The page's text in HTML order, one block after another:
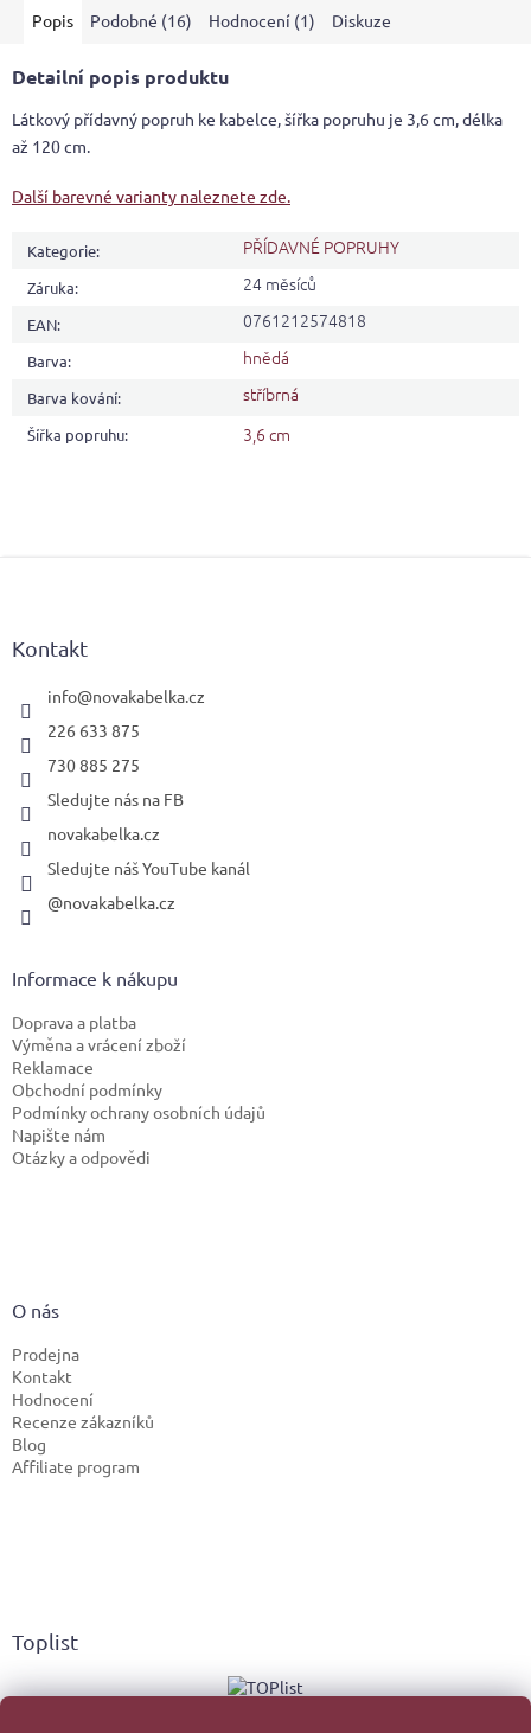
hvězdiček.
Popis Podobné (16) Hodnocení (1) Diskuze
Detailní popis produktu
Látkový přídavný popruh ke kabelce, šířka popruhu je 3,6 cm, délka
až 120 cm.
Další barevné varianty naleznete zde.
Kategorie: PŘÍDAVNÉ POPRUHY
Záruka: 24 měsíců
EAN: 0761212574818
Barva: hnědá
Barva kování: stříbrná
Šířka popruhu: 3,6 cm
Kontakt
info@novakabelka.cz
226 633 875
730 885 275
Sledujte nás na FB
novakabelka.cz
Sledujte náš YouTube kanál
@novakabelka.cz
Informace k nákupu
Doprava a platba
Výměna a vrácení zboží
Reklamace
Obchodní podmínky
Podmínky ochrany osobních údajů
Napište nám
Otázky a odpovědi
O nás
Prodejna
Kontakt
Hodnocení
Recenze zákazníků
Blog
Affiliate program
Toplist